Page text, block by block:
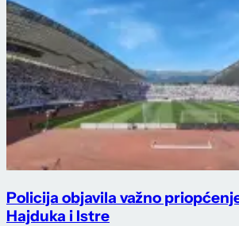
Policija objavila važno
Hajduka i Istre